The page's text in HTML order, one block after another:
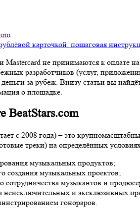
карточкой: пошаговая
не принимаются к оплате
разработчиков (услуг,
за рубеж. Внизу статьи вы
о площадке.
BeatStars.com
с 2008 года) – это
треки) на определённых
музыкальных продуктов;
создания музыкальных проектов;
музыкантов и
неисключительных и эксклюзивных
гонораров.